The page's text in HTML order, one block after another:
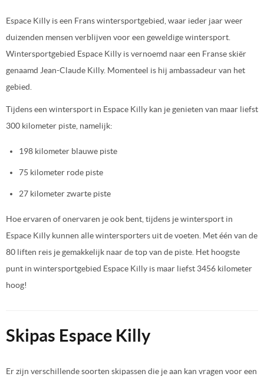
Espace Killy is een Frans wintersportgebied, waar ieder jaar weer
duizenden mensen verblijven voor een geweldige wintersport.
Wintersportgebied Espace Killy is vernoemd naar een Franse skiër
genaamd Jean-Claude Killy. Momenteel is hij ambassadeur van het
gebied.
Tijdens een wintersport in Espace Killy kan je genieten van maar liefst
300 kilometer piste, namelijk:
198 kilometer blauwe piste
75 kilometer rode piste
27 kilometer zwarte piste
Hoe ervaren of onervaren je ook bent, tijdens je wintersport in
Espace Killy kunnen alle wintersporters uit de voeten. Met één van de
80 liften reis je gemakkelijk naar de top van de piste. Het hoogste
punt in wintersportgebied Espace Killy is maar liefst 3456 kilometer
hoog!
Skipas Espace Killy
Er zijn verschillende soorten skipassen die je aan kan vragen voor een